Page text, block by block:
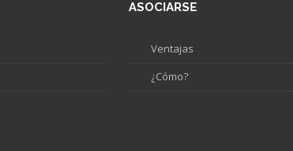
ASOCIARSE
Ventajas
¿Cómo?